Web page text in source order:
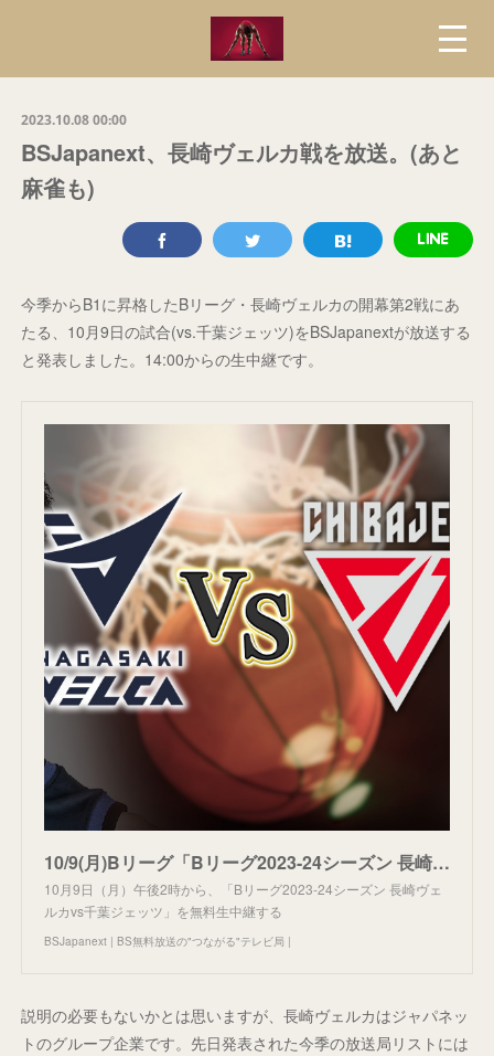
2023.10.08 00:00
BSJapanext、長崎ヴェルカ戦を放送。(あと
麻雀も)
今季からB1に昇格したBリーグ・長崎ヴェルカの開幕第2戦にあ
たる、10月9日の試合(vs.千葉ジェッツ)をBSJapanextが放送する
と発表しました。14:00からの生中継です。
10/9(月)Bリーグ「Bリーグ2023-24シーズン 長崎ヴェルカvs千葉ジェッツ」を無料生中継！～馬場雄大・富樫勇樹 日本代表選手を抱える両チームが激突！～ | BSJapanext | BS無料
10月9日（月）午後2時から、「Bリーグ2023-24シーズン 長崎ヴェ
ルカvs千葉ジェッツ」を無料生中継する
BSJapanext | BS無料放送の"つながる"テレビ局 |
説明の必要もないかとは思いますが、長崎ヴェルカはジャパネッ
トのグループ企業です。先日発表された今季の放送局リストには